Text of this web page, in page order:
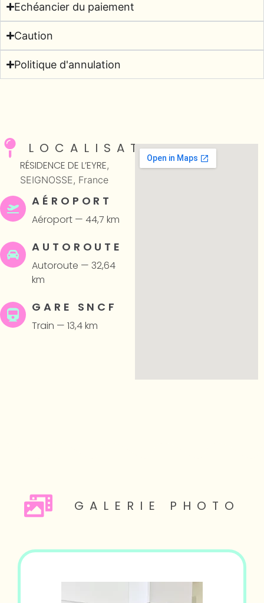
Echéancier du paiement
Caution
Politique d'annulation
LOCALISATION
RÉSIDENCE DE L’EYRE,
SEIGNOSSE, France
AÉROPORT
Aéroport — 44,7 km
AUTOROUTE
Autoroute — 32,64
km
GARE SNCF
Train — 13,4 km
GALERIE PHOTO